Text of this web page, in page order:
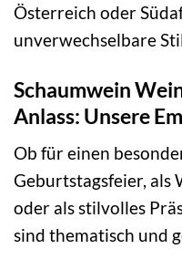
Österreich oder
unverwechselbare
Schaumwein
Anlass: Unsere
Ob für einen
Geburtstagsfeier, als
oder als stilvolles
sind thematisch und